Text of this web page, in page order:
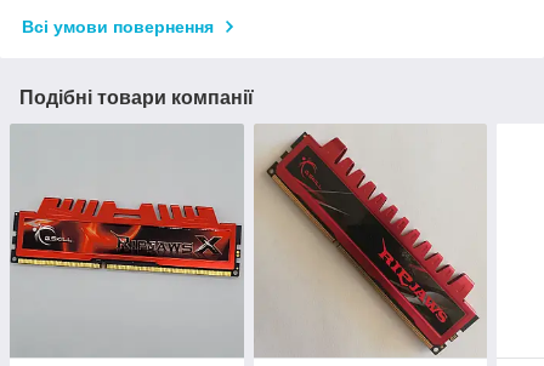
Всі умови повернення
Подібні товари компанії